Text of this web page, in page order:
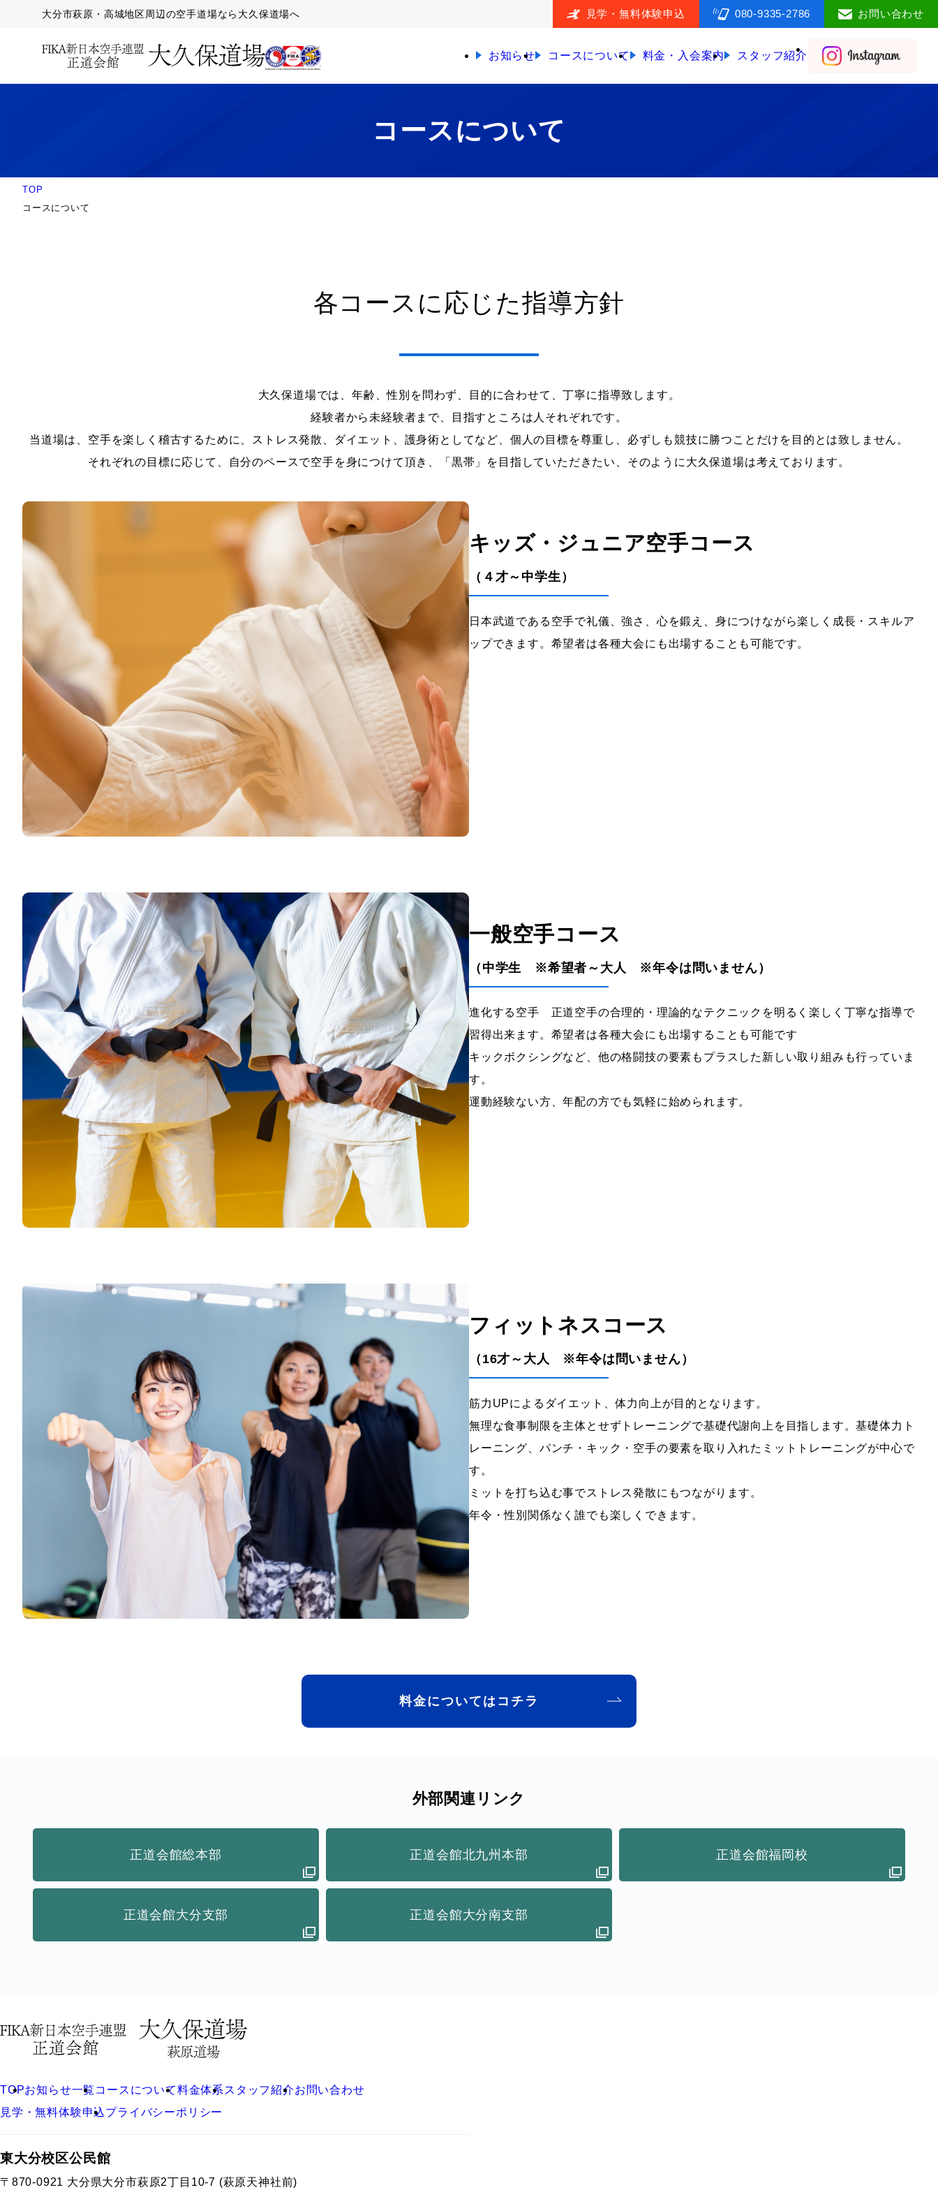
大分市萩原・高城地区周辺の空手道場なら大久保道場へ 見学・無料体験申込 080-9335-2786 お問い合わせ
お知らせ コースについて 料金・入会案内 スタッフ紹介
コースについて
TOP
コースについて
各コースに応じた指導方針
大久保道場では、年齢、性別を問わず、目的に合わせて、丁寧に指導致します。
経験者から未経験者まで、目指すところは人それぞれです。
当道場は、空手を楽しく稽古するために、ストレス発散、ダイエット、護身術としてなど、個人の目標を尊重し、必ずしも競技に勝つことだけを目的とは致しません。
それぞれの目標に応じて、自分のペースで空手を身につけて頂き、「黒帯」を目指していただきたい、そのように大久保道場は考えております。
キッズ・ジュニア空手コース
（４才～中学生）
日本武道である空手で礼儀、強さ、心を鍛え、身につけながら楽しく成長・スキルア
ップできます。希望者は各種大会にも出場することも可能です。
一般空手コース
（中学生 ※希望者～大人 ※年令は問いません）
進化する空手 正道空手の合理的・理論的なテクニックを明るく楽しく丁寧な指導で
習得出来ます。希望者は各種大会にも出場することも可能です
キックボクシングなど、他の格闘技の要素もプラスした新しい取り組みも行っていま
す。
運動経験ない方、年配の方でも気軽に始められます。
フィットネスコース
（16才～大人 ※年令は問いません）
筋力UPによるダイエット、体力向上が目的となります。
無理な食事制限を主体とせずトレーニングで基礎代謝向上を目指します。基礎体力ト
レーニング、パンチ・キック・空手の要素を取り入れたミットトレーニングが中心で
す。
ミットを打ち込む事でストレス発散にもつながります。
年令・性別関係なく誰でも楽しくできます。
料金についてはコチラ
外部関連リンク
正道会館総本部 正道会館北九州本部 正道会館福岡校
正道会館大分支部 正道会館大分南支部
TOPお知らせ一覧 コースについて料金体系 スタッフ紹介お問い合わせ
見学・無料体験申込プライバシーポリシー
東大分校区公民館
〒870-0921 大分県大分市萩原2丁目10-7 (萩原天神社前)